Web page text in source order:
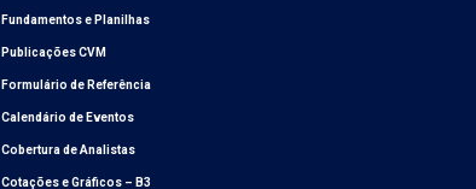
Fundamentos e Planilhas
Publicações CVM
Formulário de Referência
Calendário de Eventos
Cobertura de Analistas
Cotações e Gráficos – B3